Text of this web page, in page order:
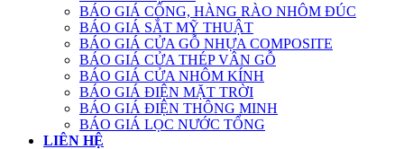
BÁO GIÁ CỔNG, HÀNG RÀO NHÔM ĐÚC
BÁO GIÁ SẮT MỸ THUẬT
BÁO GIÁ CỬA GỖ NHỰA COMPOSITE
BÁO GIÁ CỬA THÉP VÂN GỖ
BÁO GIÁ CỬA NHÔM KÍNH
BÁO GIÁ ĐIỆN MẶT TRỜI
BÁO GIÁ ĐIỆN THÔNG MINH
BÁO GIÁ LỌC NƯỚC TỔNG
LIÊN HỆ